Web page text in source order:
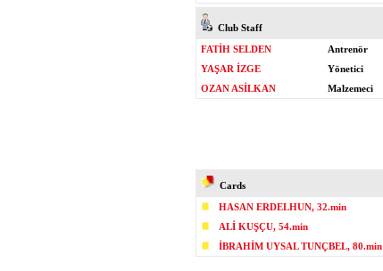
Club Staff
FATİH SELDEN
Antrenör
YAŞAR İZGE
Yönetici
OZAN ASİLKAN
Malzemeci
Cards
HASAN ERDELHUN, 32.min
ALİ KUŞÇU, 54.min
İBRAHİM UYSAL TUNÇBEL, 80.min